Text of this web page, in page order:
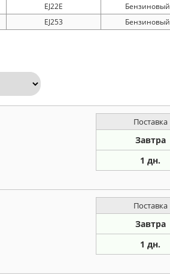
EJ22E Бензиновый
EJ253 Бензиновый
Поставка
Завтра
1 дн.
Поставка
Завтра
1 дн.